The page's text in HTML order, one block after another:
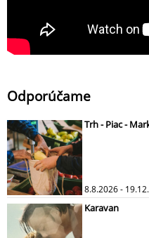
Odporúčame
Trh - Piac -
8.8.2026 -
Karavan